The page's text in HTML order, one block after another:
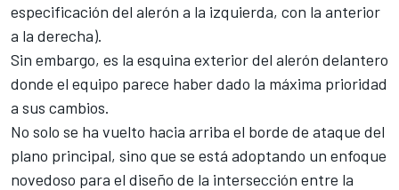
especificación del alerón a la izquierda, con la anterior
a la derecha).
Sin embargo, es la esquina exterior del alerón delantero
donde el equipo parece haber dado la máxima prioridad
a sus cambios.
No solo se ha vuelto hacia arriba el borde de ataque del
plano principal, sino que se está adoptando un enfoque
novedoso para el diseño de la intersección entre la